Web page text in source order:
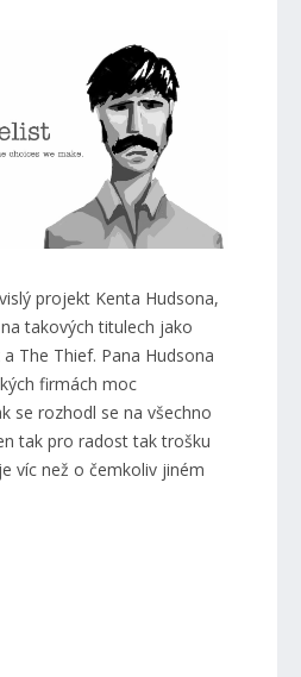
projekt Kenta Hudsona,
takových titulech jako
The Thief. Pana Hudsona
firmách moc
se rozhodl se na všechno
tak pro radost tak trošku
víc než o čemkoliv jiném